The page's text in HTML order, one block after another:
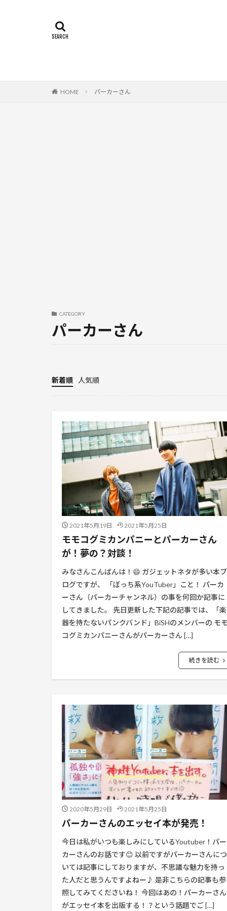
HOME パーカーさん
CATEGORY
パーカーさん
新着順 人気順
2021年5月19日 2021年5月25日
モモコグミカンパニーとパーカーさん
が！夢の？対談！
みなさんこんばんは！😄 ガジェットネタが多い本ブ
ログですが、 「ぼっち系YouTuber」こと！ パーカ
ーさん（パーカーチャンネル）の事を何回か記事に
してきました。 先日更新した下記の記事では、「楽
器を持たないパンクバンド」BiSHのメンバーの モモ
コグミカンパニーさんがパーカーさん […]
続きを読む
2020年5月29日 2021年5月25日
パーカーさんのエッセイ本が発売！
今日は私がいつも楽しみにしているYoutuber！パー
カーさんのお話です😊 以前ですがパーカーさんにつ
いては記事にしておりますが、不思議な魅力を持っ
た人だと思うんですよねー♪ 是非こちらの記事も参
照してみてくださいね！ 今回はあの！パーカーさん
がエッセイ本を出版する！？という話題でご […]